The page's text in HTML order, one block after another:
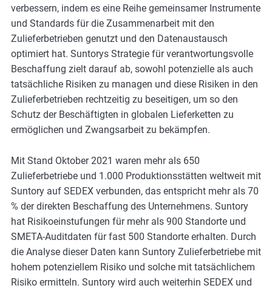
verbessern, indem es eine Reihe gemeinsamer Instrumente
und Standards für die Zusammenarbeit mit den
Zulieferbetrieben genutzt und den Datenaustausch
optimiert hat. Suntorys Strategie für verantwortungsvolle
Beschaffung zielt darauf ab, sowohl potenzielle als auch
tatsächliche Risiken zu managen und diese Risiken in den
Zulieferbetrieben rechtzeitig zu beseitigen, um so den
Schutz der Beschäftigten in globalen Lieferketten zu
ermöglichen und Zwangsarbeit zu bekämpfen.
Mit Stand Oktober 2021 waren mehr als 650
Zulieferbetriebe und 1.000 Produktionsstätten weltweit mit
Suntory auf SEDEX verbunden, das entspricht mehr als 70
% der direkten Beschaffung des Unternehmens. Suntory
hat Risikoeinstufungen für mehr als 900 Standorte und
SMETA-Auditdaten für fast 500 Standorte erhalten. Durch
die Analyse dieser Daten kann Suntory Zulieferbetriebe mit
hohem potenziellem Risiko und solche mit tatsächlichem
Risiko ermitteln. Suntory wird auch weiterhin SEDEX und